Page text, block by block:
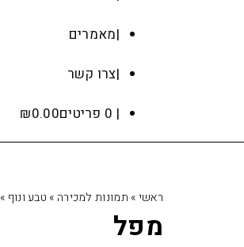
מאמרים
צרו קשר
0 פריטים
₪0.00
ראשי» תמונות למכירה » טבע ונוף»
מפל